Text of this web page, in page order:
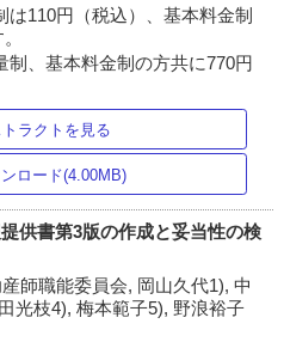
110円（税込）、基本料金制
制、基本料金制の方共に770円
ラクトを見る
ロード(4.00MB)
供書第3版の作成と妥当性の検
師職能委員会, 岡山久代1), 中
光枝4), 梅本範子5), 野浪裕子